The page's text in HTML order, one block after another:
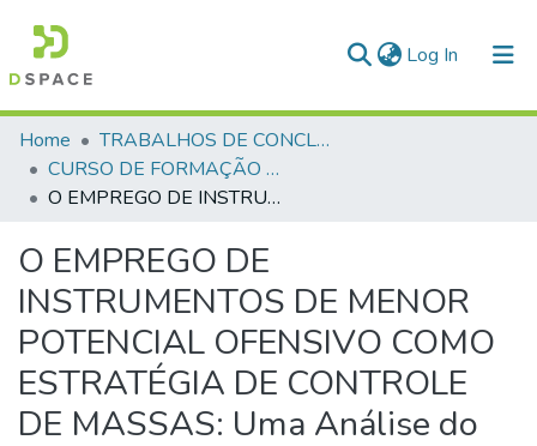
Log In (current)
Communities & Collections
All of DSpace
Home
TRABALHOS DE CONCLUSÃO DE CURSO - CFO (CURSO DE FORMAÇÃO DE OFICIAIS)
CURSO DE FORMAÇÃO DE OFICIAIS - 47ª TURMA CFO – ASPIRANTES - 2025
O EMPREGO DE INSTRUMENTOS DE MENOR POTENCIAL OFENSIVO COMO ESTRATÉGIA DE CONTROLE DE MASSAS: Uma Análise do Batalhão de Choque (BPMCHOQUE) da Polícia Militar de Goiás
O EMPREGO DE
INSTRUMENTOS DE MENOR
POTENCIAL OFENSIVO COMO
ESTRATÉGIA DE CONTROLE
DE MASSAS: Uma Análise do